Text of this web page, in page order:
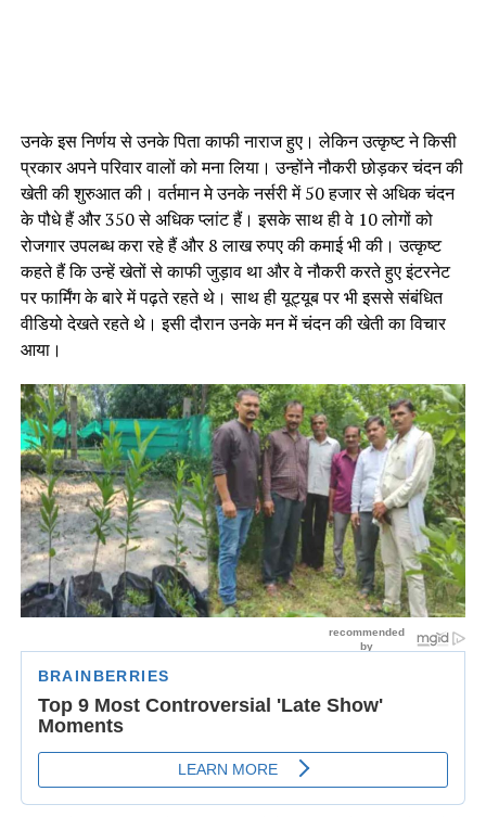
उनके इस निर्णय से उनके पिता काफी नाराज हुए। लेकिन उत्कृष्ट ने किसी
प्रकार अपने परिवार वालों को मना लिया। उन्होंने नौकरी छोड़कर चंदन की
खेती की शुरुआत की। वर्तमान मे उनके नर्सरी में 50 हजार से अधिक चंदन
के पौधे हैं और 350 से अधिक प्लांट हैं। इसके साथ ही वे 10 लोगों को
रोजगार उपलब्ध करा रहे हैं और 8 लाख रुपए की कमाई भी की। उत्कृष्ट
कहते हैं कि उन्हें खेतों से काफी जुड़ाव था और वे नौकरी करते हुए इंटरनेट
पर फार्मिंग के बारे में पढ़ते रहते थे। साथ ही यूट्यूब पर भी इससे संबंधित
वीडियो देखते रहते थे। इसी दौरान उनके मन में चंदन की खेती का विचार
आया।